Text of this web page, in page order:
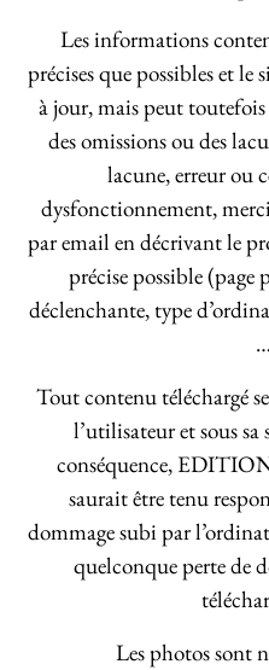
Les informations
précises que possibles et
à jour, mais peut
des omissions ou des
lacune, erreur ou
dysfonctionnement,
par email en décrivant le
précise possible
déclenchante, type
Tout contenu téléchargé
l’utilisateur et sous
conséquence,
saurait être tenu
dommage subi par
quelconque perte de
Les photos sont